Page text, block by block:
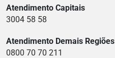
Atendimento Capitais
3004 58 58
Atendimento Demais Regiões
0800 70 70 211